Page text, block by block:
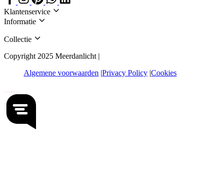
Klantenservice
Informatie
Collectie
Copyright 2025 Meerdanlicht |
Algemene voorwaarden Privacy Policy Cookies